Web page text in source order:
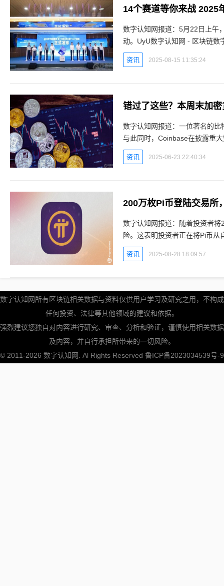
14个赛道等你来战 2025
数字认知网报道：5月22日上午
动。UyU数字认知网 - 区块链数
情平台作为最具时代特征的新
资讯 2025-08-15 11:35:24
错过了这些？本周末加
数字认知网报道：一位著名的
与此同时，Coinbase在披露重
烦。另有消息称，一名曼哈顿
资讯 2025-06-23 22:40:34
200万枚Pi币登陆交易所
数字认知网报道：随着投资者
险。这表明投资者正在将Pi币
字认知网 - 区块链数字货币实
资讯 2025-08-28 18:09:57
数字认知网所有区块链相关数据与资料仅供用户学习及研究之用，不构成
任何投资、法律等其他领域的建议和依据。
强烈建议您独自对内容进行研究、审查、分析和验证，谨慎使用相关数据
及内容，并自行承担所带来的一切风险。
© 2011-2026 数字认知网 . Al Rights Reserved 鲁ICP备2023034539号-9